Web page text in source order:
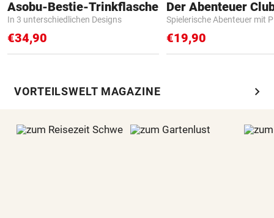
Asobu-Bestie-Trinkflasche
In 3 unterschiedlichen Designs
€34,90
Der Abenteuer
Spielerische Abenteuer mit
€19,90
VORTEILSWELT MAGAZINE chevron_right